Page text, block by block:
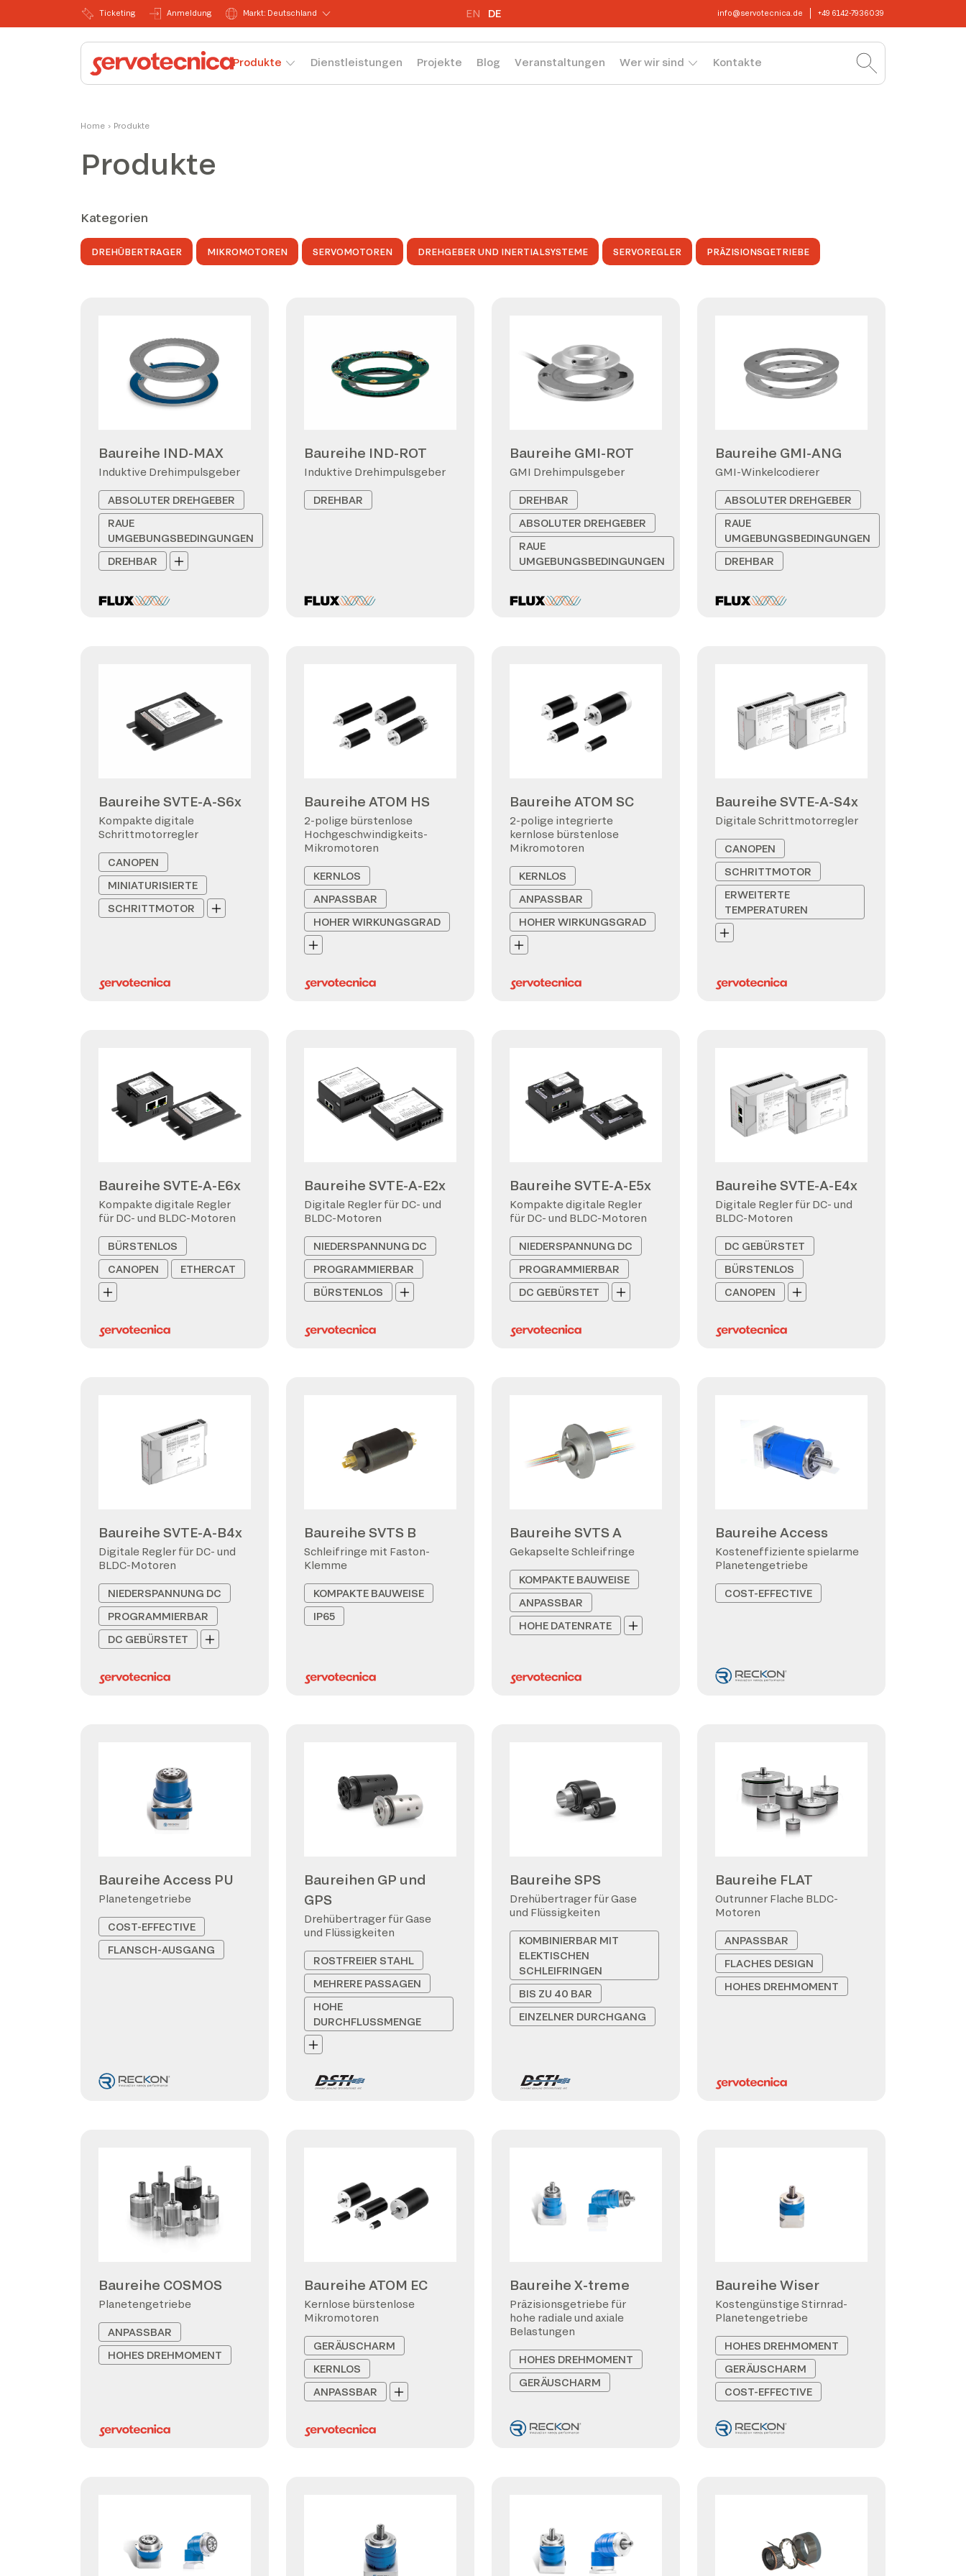
Ticketing Anmeldung Markt: Deutschland EN DE info@servotecnica.de +49 6142-7936039
Produkte Dienstleistungen Projekte Blog Veranstaltungen Wer wir sind Kontakte
Home › Produkte
Produkte
Kategorien
DREHÜBERTRAGER MIKROMOTOREN SERVOMOTOREN DREHGEBER UND INERTIALSYSTEME SERVOREGLER PRÄZISIONSGETRIEBE
Baureihe IND-MAX
Induktive Drehimpulsgeber
ABSOLUTER DREHGEBER
RAUE
UMGEBUNGSBEDINGUNGEN
DREHBAR
Baureihe IND-ROT
Induktive Drehimpulsgeber
DREHBAR
Baureihe GMI-ROT
GMI Drehimpulsgeber
DREHBAR
ABSOLUTER DREHGEBER
RAUE
UMGEBUNGSBEDINGUNGEN
Baureihe GMI-ANG
GMI-Winkelcodierer
ABSOLUTER DREHGEBER
RAUE
UMGEBUNGSBEDINGUNGEN
DREHBAR
Baureihe SVTE-A-S6x
Kompakte digitale
Schrittmotorregler
CANOPEN
MINIATURISIERTE
SCHRITTMOTOR
Baureihe ATOM HS
2-polige bürstenlose
Hochgeschwindigkeits-
Mikromotoren
KERNLOS
ANPASSBAR
HOHER WIRKUNGSGRAD
Baureihe ATOM SC
2-polige integrierte
kernlose bürstenlose
Mikromotoren
KERNLOS
ANPASSBAR
HOHER WIRKUNGSGRAD
Baureihe SVTE-A-S4x
Digitale Schrittmotorregler
CANOPEN
SCHRITTMOTOR
ERWEITERTE
TEMPERATUREN
Baureihe SVTE-A-E6x
Kompakte digitale Regler
für DC- und BLDC-Motoren
BÜRSTENLOS
CANOPEN
ETHERCAT
Baureihe SVTE-A-E2x
Digitale Regler für DC- und
BLDC-Motoren
NIEDERSPANNUNG DC
PROGRAMMIERBAR
BÜRSTENLOS
Baureihe SVTE-A-E5x
Kompakte digitale Regler
für DC- und BLDC-Motoren
NIEDERSPANNUNG DC
PROGRAMMIERBAR
DC GEBÜRSTET
Baureihe SVTE-A-E4x
Digitale Regler für DC- und
BLDC-Motoren
DC GEBÜRSTET
BÜRSTENLOS
CANOPEN
Baureihe SVTE-A-B4x
Digitale Regler für DC- und
BLDC-Motoren
NIEDERSPANNUNG DC
PROGRAMMIERBAR
DC GEBÜRSTET
Baureihe SVTS B
Schleifringe mit Faston-
Klemme
KOMPAKTE BAUWEISE
IP65
Baureihe SVTS A
Gekapselte Schleifringe
KOMPAKTE BAUWEISE
ANPASSBAR
HOHE DATENRATE
Baureihe Access
Kosteneffiziente spielarme
Planetengetriebe
COST-EFFECTIVE
Baureihe Access PU
Planetengetriebe
COST-EFFECTIVE
FLANSCH-AUSGANG
Baureihen GP und
GPS
Drehübertrager für Gase
und Flüssigkeiten
ROSTFREIER STAHL
MEHRERE PASSAGEN
HOHE
DURCHFLUSSMENGE
Baureihe SPS
Drehübertrager für Gase
und Flüssigkeiten
KOMBINIERBAR MIT
ELEKTISCHEN
SCHLEIFRINGEN
BIS ZU 40 BAR
EINZELNER DURCHGANG
Baureihe FLAT
Outrunner Flache BLDC-
Motoren
ANPASSBAR
FLACHES DESIGN
HOHES DREHMOMENT
Baureihe COSMOS
Planetengetriebe
ANPASSBAR
HOHES DREHMOMENT
Baureihe ATOM EC
Kernlose bürstenlose
Mikromotoren
GERÄUSCHARM
KERNLOS
ANPASSBAR
Baureihe X-treme
Präzisionsgetriebe für
hohe radiale und axiale
Belastungen
HOHES DREHMOMENT
GERÄUSCHARM
Baureihe Wiser
Kostengünstige Stirnrad-
Planetengetriebe
HOHES DREHMOMENT
GERÄUSCHARM
COST-EFFECTIVE